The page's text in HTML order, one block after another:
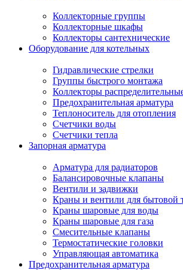
Коллекторные группы
Коллекторные шкафы
Коллекторы сантехнические
Оборудование для котельных
Гидравлические стрелки
Группы быстрого монтажа
Коллекторы
Предохранительная арматура
Теплоноситель для отопления
Счетчики воды
Счетчики тепла
Запорная арматура
Арматура для радиаторов
Балансировочные клапаны
Вентили и задвижки
Краны и вентили для бытовой
Краны шаровые для воды
Краны шаровые для газа
Смесительные клапаны
Термостатические головки
Управляющая автоматика
Предохранительная арматура